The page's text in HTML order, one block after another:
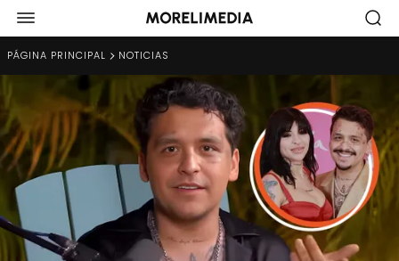
PÁGINA PRINCIPAL NOTICIAS